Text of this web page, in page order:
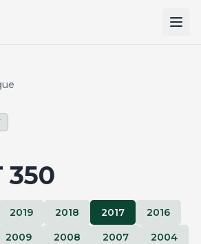
350
2019 2018 2017
2016
2009 2008 2007 2004